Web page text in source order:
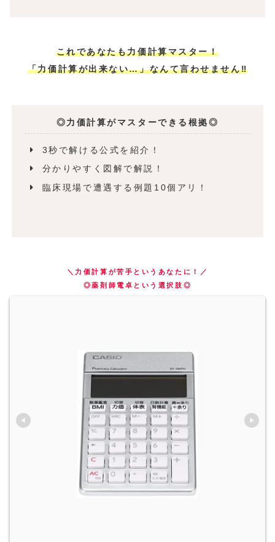
これであなたも力価計算マスター！
「力価計算が出来ない…」なんて言わせません‼
◎力価計算がマスターできる根拠◎
3秒で解ける公式を紹介！
分かりやすく図解で解説！
臨床現場で遭遇する例題10個アリ！
＼力価計算が苦手というあなたに！／
◎薬剤師電卓という選択肢◎